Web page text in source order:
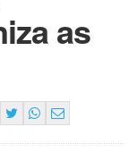
as